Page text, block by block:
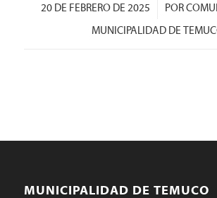
20 DE FEBRERO DE 2025
/ POR
MUNICIPALIDAD DE
MUNICIPALIDAD DE TEMUCO